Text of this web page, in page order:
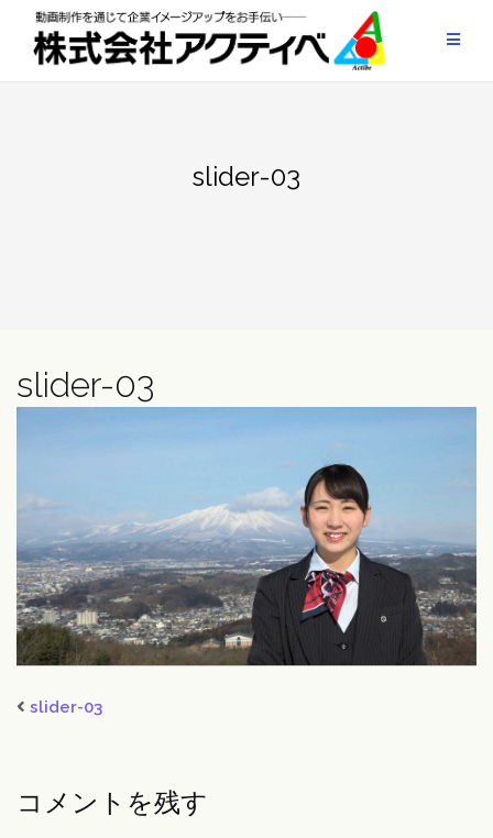
content
slider-03
slider-03
slider-03
コメントを残す